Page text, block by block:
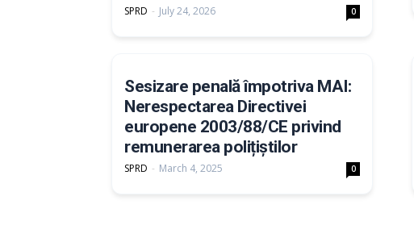
SPRD - July 24, 2026 0
Sesizare penală împotriva MAI:
Nerespectarea Directivei
europene 2003/88/CE privind
remunerarea polițiștilor
SPRD - March 4, 2025 0